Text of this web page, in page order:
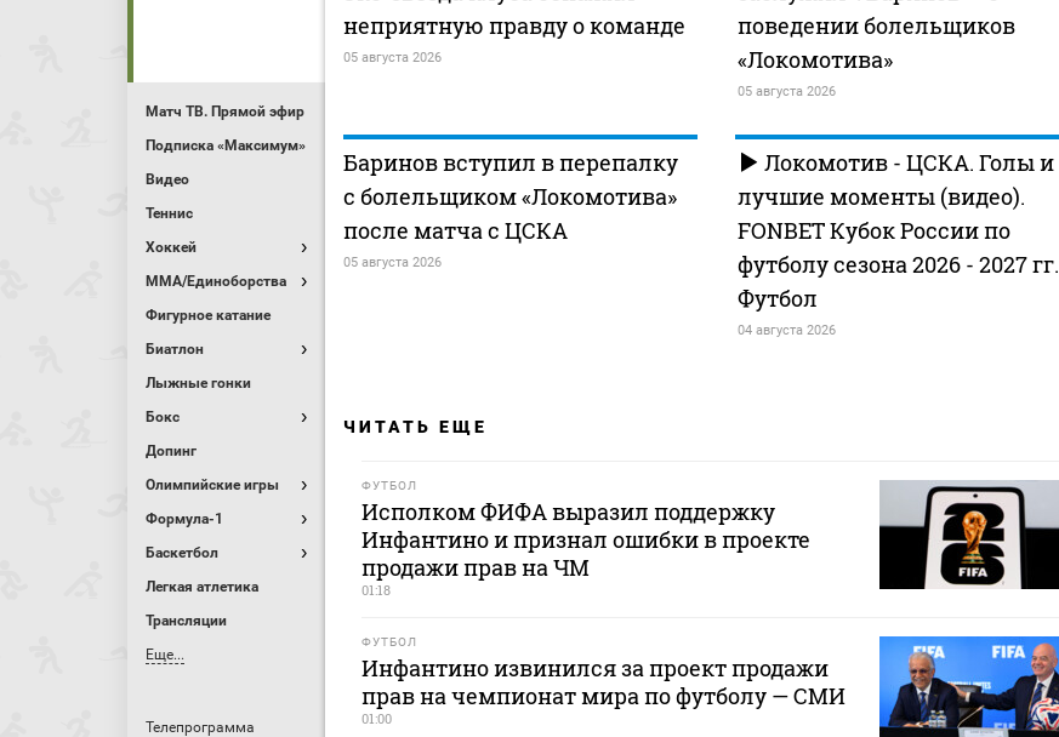
Матч ТВ. Прямой эфир
Подписка «Максимум»
Видео
Теннис
Хоккей
MMA/Единоборства
Фигурное катание
Биатлон
Лыжные гонки
Бокс
Допинг
Олимпийские игры
Формула-1
Баскетбол
Легкая атлетика
Трансляции
Еще...
Телепрограмма
неприятную правду о команде
05 августа 2026
поведении болельщиков
«Локомотива»
05 августа 2026
Баринов вступил в перепалку
с болельщиком «Локомотива»
после матча с ЦСКА
05 августа 2026
Локомотив - ЦСКА. Голы и
лучшие моменты (видео).
FONBET Кубок России по
футболу сезона 2026 - 2027 гг.
Футбол
04 августа 2026
ЧИТАТЬ ЕЩЕ
ФУТБОЛ
Исполком ФИФА выразил поддержку
Инфантино и признал ошибки в проекте
продажи прав на ЧМ
01:18
ФУТБОЛ
Инфантино извинился за проект продажи
прав на чемпионат мира по футболу — СМИ
01:00